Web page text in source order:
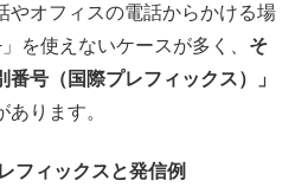
やオフィスの電話からかける場
を使えないケースが多く、 そ
号（国際プレフィックス）」
ります。
フィックスと発信例